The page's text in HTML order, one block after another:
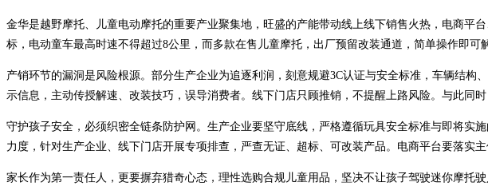
金华是越野摩托、儿童电动摩托的重要产业聚集地，旺盛的产能带动线上线下销售火热，电商平
标，电动童车最高时速不得超过8公里，而多款在售儿童摩托，出厂预留改装通道，简单操作即
产销环节的漏洞是风险根源。部分生产企业为追逐利润，刻意规避3C认证与安全标准，车辆结
示信息，主动传授解速、改装技巧，误导消费者。线下门店只顾推销，不提醒上路风险。与此同
守护孩子安全，必须织密全链条防护网。生产企业要坚守底线，严格遵循玩具安全标准与即将
力度，针对生产企业、线下门店开展专项排查，严查无证、超标、可改装产品。电商平台要落实
家长作为第一责任人，更要摒弃猎奇心态，理性选购合规儿童用品，坚决不让孩子驾驶迷你摩